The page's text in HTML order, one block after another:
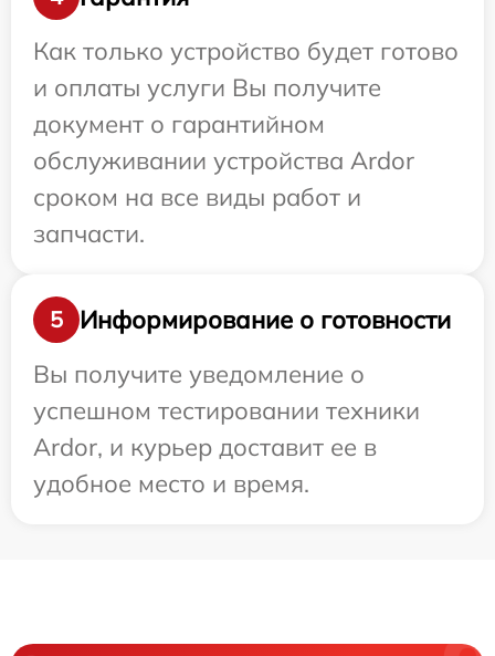
Как только устройство будет готово
и оплаты услуги Вы получите
документ о гарантийном
обслуживании устройства Ardor
сроком на все виды работ и
запчасти.
5
Информирование о готовности
Вы получите уведомление о
успешном тестировании техники
Ardor, и курьер доставит ее в
удобное место и время.